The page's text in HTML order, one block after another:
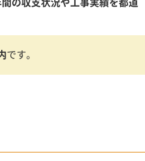
の収支状況や工事実績を都道
です。